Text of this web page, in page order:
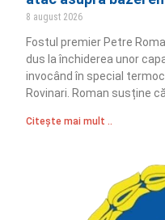
8 august 2026
Fostul premier Petre
dus la închiderea unor
invocând în special
Rovinari. Roman susține că
Citește mai mult ..